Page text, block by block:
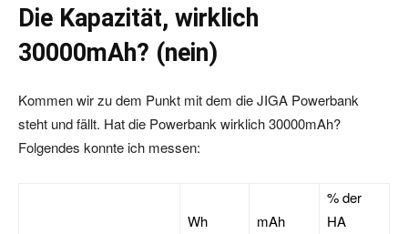
Die Kapazität, wirklich
30000mAh? (nein)
Kommen wir zu dem Punkt mit dem die JIGA Powerbank
steht und fällt. Hat die Powerbank wirklich 30000mAh?
Folgendes konnte ich messen:
Wh mAh
% der
HA